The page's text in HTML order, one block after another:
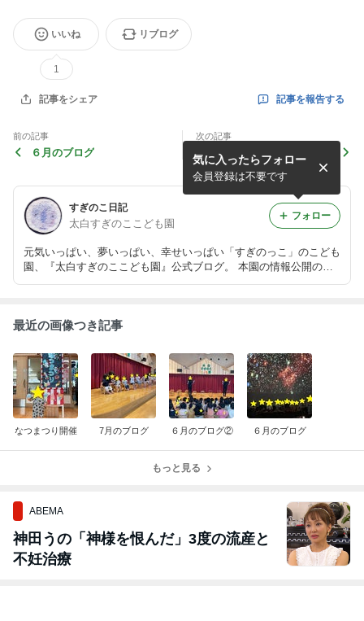
いいね
1
リブログ
記事をシェア 記事を報告する
前の記事
６月のブログ
次の記事
すぎのこ日記
太白すぎのここども園
元気いっぱい、夢いっぱい、幸せいっぱい「すぎのっこ」のこども
園、『太白すぎのここども園』公式ブログ。 本園の情報公開の場
として、また、本園をご利用されているお子さま、ご家族、さらに
気に入ったらフォロー
会員登録は不要です
フォロー
最近の画像つき記事
なつまつり開催 7月のブログ ６月のブログ② ６月のブログ
もっと見る
ABEMA
神田うの「神様を恨んだ」3度の流産と
不妊治療